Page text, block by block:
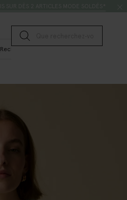
Lancer la recherche
Rechercher